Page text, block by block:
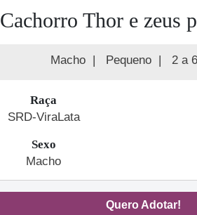
Cachorro Thor e zeus
Macho | Pequeno | 2 a
Raça
SRD-ViraLata
Sexo
Macho
Quero Adotar!